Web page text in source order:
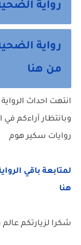
رواية
رواية
من هنا
انتهت احداث
وبانتظار آراءكم في
روايات سكير هوم
لمتابعة باقي
هنا
شكرا لزيارتكم